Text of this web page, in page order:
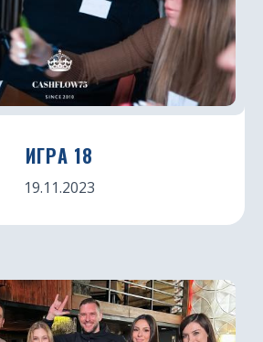
ИГРА 18
19.11.2023